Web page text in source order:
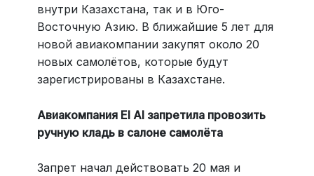
внутри Казахстана, так и в Юго-
Восточную Азию. В ближайшие 5 лет для
новой авиакомпании закупят около 20
новых самолётов, которые будут
зарегистрированы в Казахстане.
Авиакомпания El Al запретила провозить
ручную кладь в салоне самолёта
Запрет начал действовать 20 мая и